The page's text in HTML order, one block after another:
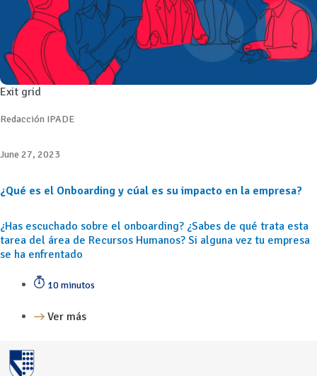
Exit grid
Redacción IPADE
June 27, 2023
¿Qué es el Onboarding y cúal es su impacto en la empresa?
¿Has escuchado sobre el onboarding? ¿Sabes de qué trata esta
tarea del área de Recursos Humanos? Si alguna vez tu empresa
se ha enfrentado
10 minutos
Ver más